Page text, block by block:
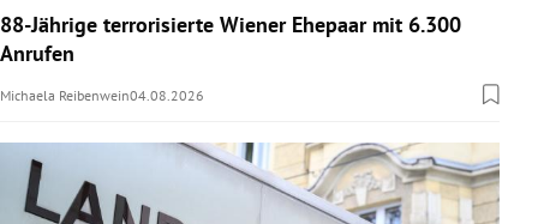
88-Jährige terrorisierte Wiener Ehepaar mit 6.300
Anrufen
Michaela Reibenwein04.08.2026